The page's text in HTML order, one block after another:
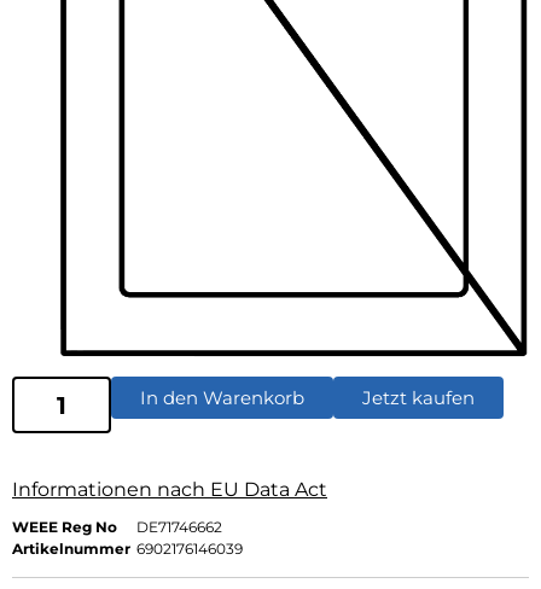
In den Warenkorb Jetzt kaufen
Informationen nach EU Data Act
WEEE Reg No
DE71746662
Artikelnummer 6902176146039